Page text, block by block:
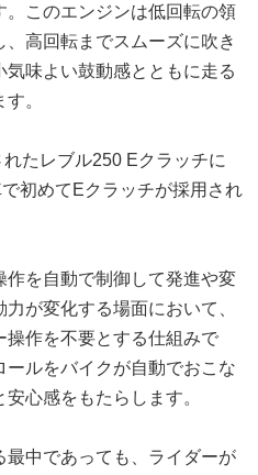
このエンジンは低回転の領
高回転までスムーズに吹き
気味よい鼓動感とともに走る
。
たレブル250 Eクラッチに
初めてEクラッチが採用され
作を自動で制御して発進や変
が変化する場面において、
操作を不要とする仕組みで
ルをバイクが自動でおこな
心感をもたらします。
最中であっても、ライダーが